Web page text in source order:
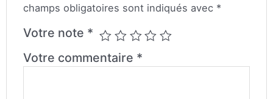
champs obligatoires sont indiqués avec *
Votre note *
Votre commentaire *